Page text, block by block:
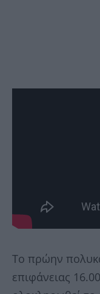
Το πρώην
επιφάνειας